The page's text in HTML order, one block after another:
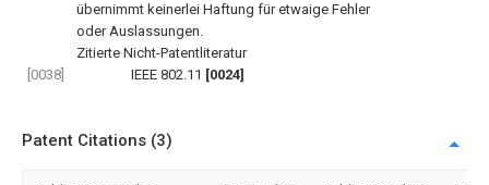
übernimmt keinerlei Haftung für etwaige Fehler
oder Auslassungen.
Zitierte Nicht-Patentliteratur
[0038]
IEEE 802.11 [0024]
Patent Citations (3)